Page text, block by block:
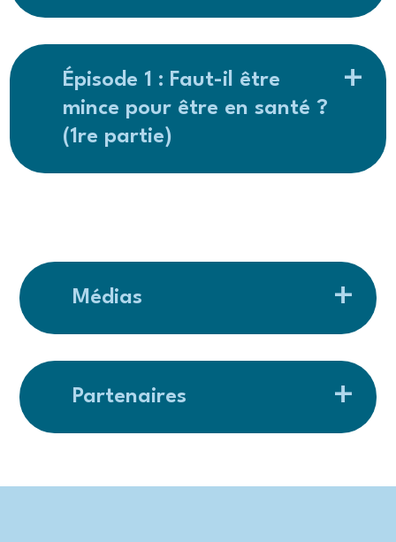
Épisode 1 : Faut-il être
mince pour être en santé ?
(1re partie)
Médias
Partenaires